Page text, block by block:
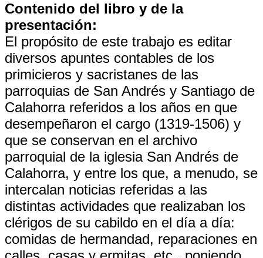
Contenido del libro y de la
presentación:
El propósito de este trabajo es editar
diversos apuntes contables de los
primicieros y sacristanes de las
parroquias de San Andrés y Santiago de
Calahorra referidos a los años en que
desempeñaron el cargo (1319-1506) y
que se conservan en el archivo
parroquial de la iglesia San Andrés de
Calahorra, y entre los que, a menudo, se
intercalan noticias referidas a las
distintas actividades que realizaban los
clérigos de su cabildo en el día a día:
comidas de hermandad, reparaciones en